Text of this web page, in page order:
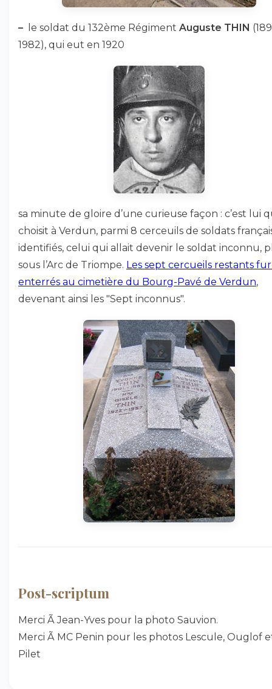
– le soldat du 132ème Régiment Auguste THIN
1982), qui eut en 1920
sa minute de gloire d’une curieuse façon : c’est lui
choisit à Verdun, parmi 8 cerceuils de soldats
identifiés, celui qui allait devenir le soldat inconnu,
sous l’Arc de Triompe. Les sept cercueils restants
enterrés au cimetière du Bourg-Pavé de Verdun,
devenant ainsi les "Sept inconnus".
Post-scriptum
Merci Ã Jean-Yves pour la photo Sauvion.
Merci Ã MC Penin pour les photos Lescule, Ouglof
Pilet